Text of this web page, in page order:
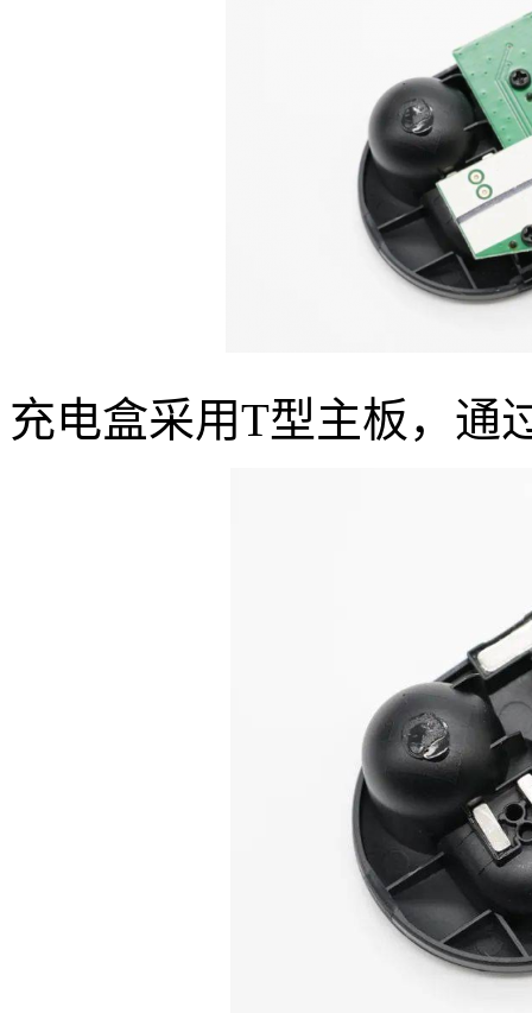
充电盒采用T型主板，通